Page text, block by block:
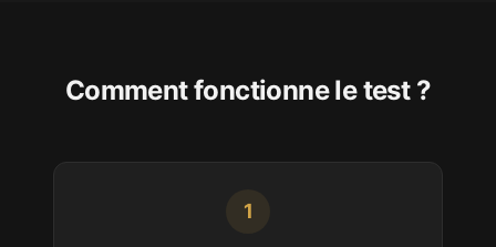
Comment fonctionne le test ?
1